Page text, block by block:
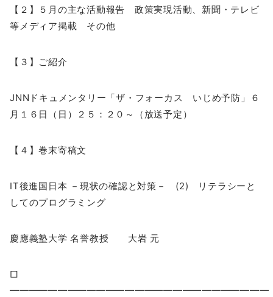
【２】５月の主な活動報告 政策実現活動、新聞・テレビ
等メディア掲載 その他
【３】ご紹介
JNNドキュメンタリー「ザ・フォーカス いじめ予防」６
月１６日（日）２５：２０～（放送予定）
【４】巻末寄稿文
IT後進国日本 －現状の確認と対策－ (2) リテラシーと
してのプログラミング
慶應義塾大学 名誉教授 大岩 元
□